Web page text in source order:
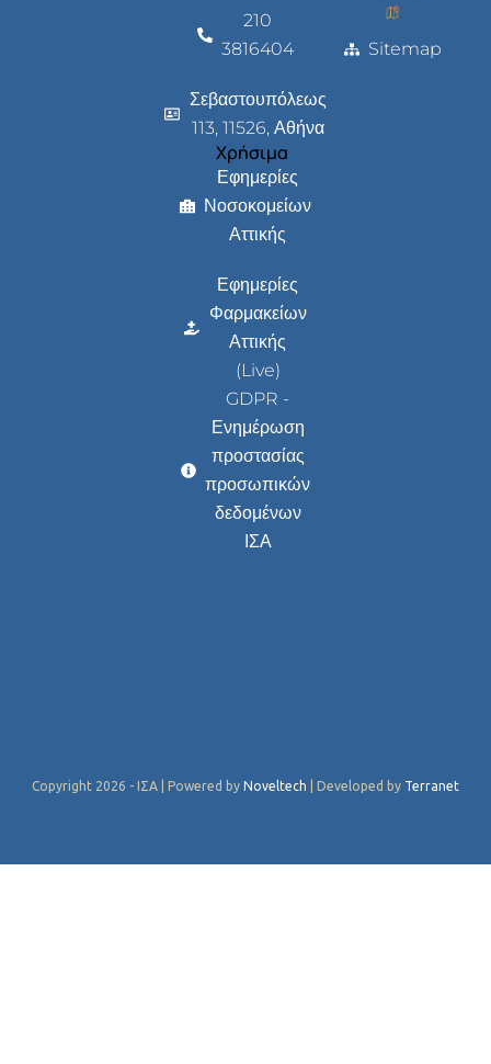
210
3816404
Σεβαστουπόλεως
113, 11526, Αθήνα
Χρήσιμα
Εφημερίες
Νοσοκομείων
Αττικής
Εφημερίες
Φαρμακείων
Αττικής
(Live)
GDPR -
Ενημέρωση
προστασίας
προσωπικών
δεδομένων
ΙΣΑ
Sitemap
Copyright 2026 - ΙΣΑ | Powered by Noveltech | Developed by Terranet